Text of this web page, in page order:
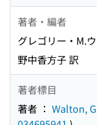
著者・編者
グレゴリー・M.
野中香方子 訳
著者標目
著者 ： Walton,